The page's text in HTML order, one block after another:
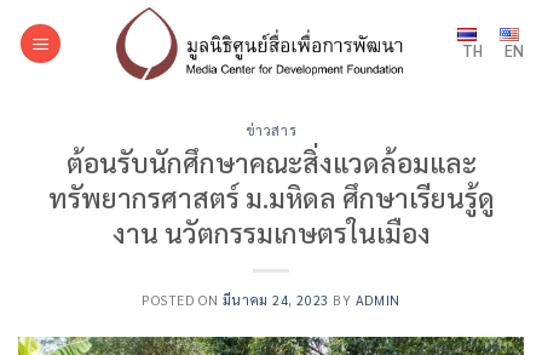
TH EN
ข่าวสาร
ต้อนรับนักศึกษาคณะสิ่งแวดล้อมและ
ทรัพยากรศาสตร์ ม.มหิดล ศึกษาเรียนรู้ดู
งาน นวัตกรรมเกษตรในเมือง
POSTED ON มีนาคม 24, 2023 BY ADMIN